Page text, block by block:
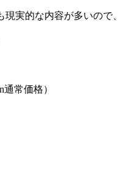
実的な内容が多いので、
常価格）